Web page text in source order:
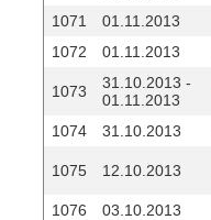
1071 01.11.2013
1072
01.11.2013
1073
31.10.2013 -
01.11.2013
1074 31.10.2013
1075 12.10.2013
1076
03.10.2013